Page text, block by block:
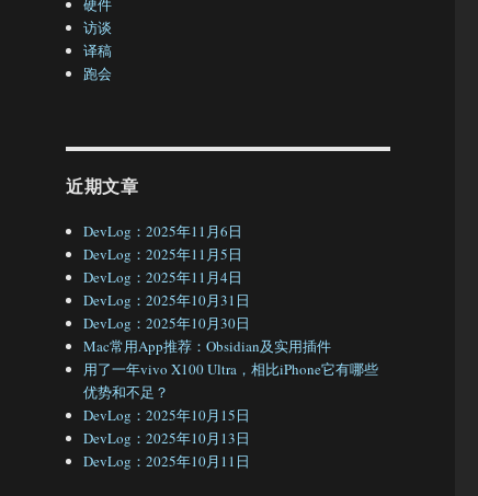
硬件
访谈
译稿
跑会
近期文章
DevLog：2025年11月6日
DevLog：2025年11月5日
DevLog：2025年11月4日
DevLog：2025年10月31日
DevLog：2025年10月30日
Mac常用App推荐：Obsidian及实用插件
用了一年vivo X100 Ultra，相比iPhone它有哪些
优势和不足？
DevLog：2025年10月15日
DevLog：2025年10月13日
DevLog：2025年10月11日